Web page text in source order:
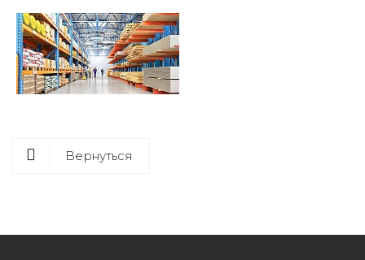
Вернуться